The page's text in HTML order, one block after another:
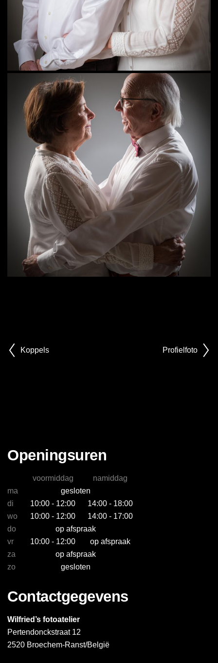
Koppels Profielfoto
Openingsuren
voormiddag
namiddag
ma
gesloten
di
10:00 - 12:00
14:00 - 18:00
wo
10:00 - 12:00
14:00 - 17:00
do
op afspraak
vr
10:00 - 12:00
op afspraak
za
op afspraak
zo
gesloten
Contactgegevens
Wilfried’s fotoatelier
Pertendonckstraat 12
2520 Broechem-Ranst/België